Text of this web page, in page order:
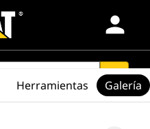
person
search
Herramientas Galería